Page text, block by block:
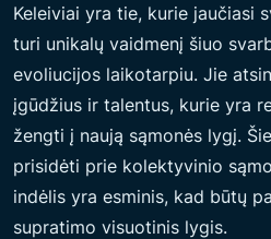
I
B
I
O
E
N
E
Keleiviai yra tie, kurie jaučiasi
turi unikalų vaidmenį šiuo
evoliucijos laikotarpiu. Jie
įgūdžius ir talentus, kurie yra
žengti į naują sąmonės lygį.
prisidėti prie kolektyvinio
indėlis yra esminis, kad būtų
supratimo visuotinis lygis.